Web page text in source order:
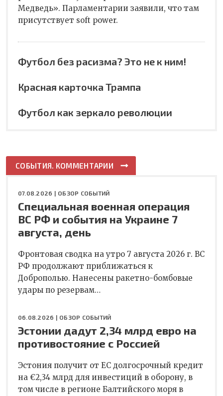
Медведь». Парламентарии заявили, что там
присутствует soft power.
Футбол без расизма? Это не к ним!
Красная карточка Трампа
Футбол как зеркало революции
СОБЫТИЯ. КОММЕНТАРИИ
07.08.2026 | ОБЗОР СОБЫТИЙ
Специальная военная операция
ВС РФ и события на Украине 7
августа, день
Фронтовая сводка на утро 7 августа 2026 г. ВС
РФ продолжают приближаться к
Доброполью. Нанесены ракетно-бомбовые
удары по резервам…
06.08.2026 | ОБЗОР СОБЫТИЙ
Эстонии дадут 2,34 млрд евро на
противостояние с Россией
Эстония получит от ЕС долгосрочный кредит
на €2,34 млрд для инвестиций в оборону, в
том числе в регионе Балтийского моря в